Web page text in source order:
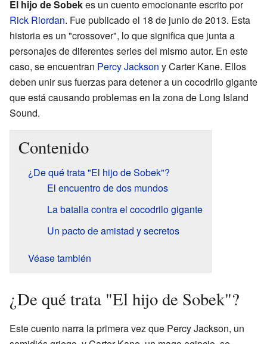
El hijo de Sobekes un cuento emocionante escrito por
Rick Riordan. Fue publicado el 18 de junio de 2013. Esta
historia es un "crossover", lo que significa que junta a
personajes de diferentes series del mismo autor. En este
caso, se encuentran Percy Jackson y Carter Kane. Ellos
deben unir sus fuerzas para detener a un cocodrilo gigante
que está causando problemas en la zona de Long Island
Sound.
Contenido
¿De qué trata "El hijo de Sobek"?
El encuentro de dos mundos
La batalla contra el cocodrilo gigante
Un pacto de amistad y secretos
Véase también
¿De qué trata "El hijo de Sobek"?
Este cuento narra la primera vez que Percy Jackson, un